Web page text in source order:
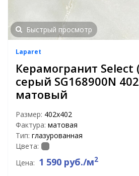
Быстрый просмотр
Laparet
Керамогранит Select
серый SG168900N
матовый
Размер: 402x402
Фактура: матовая
Тип: глазурованная
Цвета:
Цена: 1 590 руб./м2